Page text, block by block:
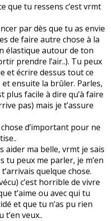
que tu ressens c’est vrmt
par dès que tu as envie
de faire autre chose à la
élastique autour de ton
prendre l’air..). Tu peux
et écrire dessus tout ce
ensuite la brûler. Parles,
plus facile à dire qu’à faire
pas) mais je t’assure
d’important pour ne
aider ma belle, vrmt je sais
tu peux me parler, je m’en
quelque chose.
c’est horrible de vivre
t’aime ou avec qui tu
et que tu n’as pu rien
t’en veux..